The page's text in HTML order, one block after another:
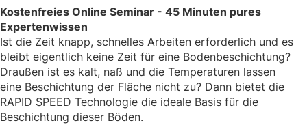
Kostenfreies Online Seminar - 45 Minuten pures
Expertenwissen
Ist die Zeit knapp, schnelles Arbeiten erforderlich und es
bleibt eigentlich keine Zeit für eine Bodenbeschichtung?
Draußen ist es kalt, naß und die Temperaturen lassen
eine Beschichtung der Fläche nicht zu? Dann bietet die
RAPID SPEED Technologie die ideale Basis für die
Beschichtung dieser Böden.